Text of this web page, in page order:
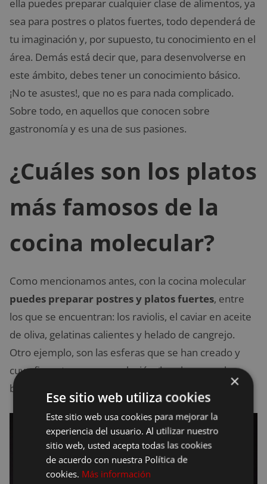
ella puedes preparar cualquier clase de alimentos, ya
sea para postres o platos fuertes, todo dependerá de
tu imaginación y, por supuesto, tu conocimiento en el
área. Demás está decir que, para desenvolverse en
este ámbito, debes tener un conocimiento básico.
¡No te asustes!, que no es para nada complicado.
Sobre todo, en aquellos que conocen sobre
gastronomía y es una de sus pasiones.
¿Cuáles son los platos
más famosos de la
cocina molecular?
Como mencionamos antes, con la cocina molecular
puedes preparar postres y platos fuertes, entre
los que se encuentran: los raviolis, el caviar en aceite
de oliva, gelatinas calientes y helado de cangrejo.
Otro ejemplo, son las esferas que se han creado y
cuyo fin es tener una explosión de sabores en la
boca, ¡una exquisitez!
×
Ese sitio web utiliza cookies
Este sitio web usa cookies para mejorar la
experiencia del usuario. Al utilizar nuestro
sitio web, usted acepta todas las cookies
de acuerdo con nuestra Política de
cookies. Más información